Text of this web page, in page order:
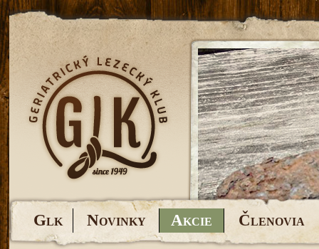
GLK NOVINKY AKCIE ČLENOVIA